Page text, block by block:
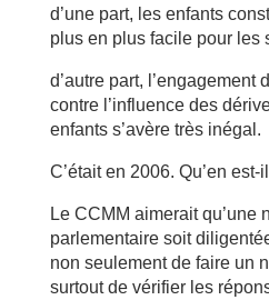
d’une part, les enfants
plus en plus facile pour les
d’autre part, l’engagement
contre l’influence des
enfants s’avère très inégal.
C’était en 2006. Qu’en est-
Le CCMM aimerait qu’une
parlementaire soit
non seulement de faire un
surtout de vérifier les